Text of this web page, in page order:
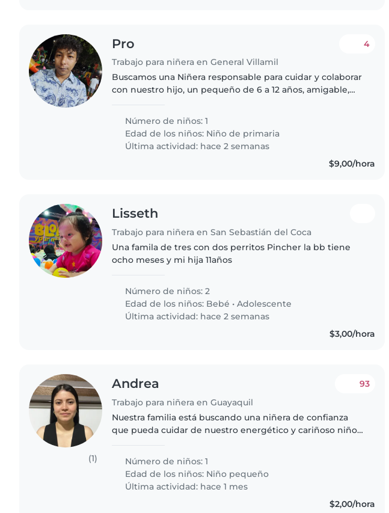
Pro
Trabajo para niñera en General Villamil
4
Buscamos una Niñera responsable para cuidar y colaborar
con nuestro hijo, un pequeño de 6 a 12 años, amigable,
disposición para..
Número de niños: 1
Edad de los niños: Niño de primaria
Última actividad: hace 2 semanas
$9,00/hora
Lisseth
Trabajo para niñera en San Sebastián del Coca
Una famila de tres con dos perritos Pincher la bb tiene
ocho meses y mi hija 11años
Número de niños: 2
Edad de los niños: Bebé •Adolescente
Última actividad: hace 2 semanas
$3,00/hora
(1)
Andrea
Trabajo para niñera en Guayaquil
93
Nuestra familia está buscando una niñera de confianza
que pueda cuidar de nuestro energético y cariñoso niño
las mascotas, la..
Número de niños: 1
Edad de los niños: Niño pequeño
Última actividad: hace 1 mes
$2,00/hora